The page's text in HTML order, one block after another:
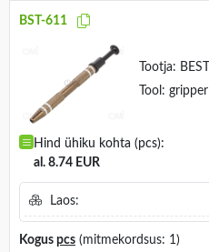
BST-611
Tootja: BEST
Tool: gripper
Hind ühiku kohta (pcs):
al. 8.74 EUR
Laos:
Kogus pcs (mitmekordsus: 1)